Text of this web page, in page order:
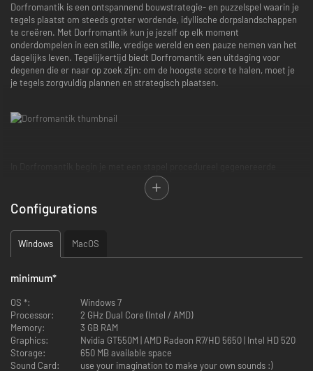
Dorfromantik is een ontspannend bouwstrategie- en puzzelspel waarin je
tegels plaatst om steeds groter wordende, idyllische dorpslandschappen
te creëren. Met Dorfromantik kun je jezelf op elk moment
onderdompelen in een stille, vredige wereld en een pauze nemen van het
dagelijks leven. Tegelijkertijd biedt Dorfromantik een uitdaging voor
degenen die er naar op zoek zijn: om de hoogste score te halen, moet je
je tegels zorgvuldig plannen en strategisch plaatsen.
tegels. De een na de ander trekt u de bovenste tegel van de stapel,
plaatst deze op een beschikbare plek en draait voor de beste pasvorm.
Daarbij worden groepen en combinaties van landschappen gevormd,
zoals bossen, dorpen of water gebieden, en je wordt beloond met punten
afhankelijk van hoe goed de tegel past.
Configurations
Windows MacOS
minimum*
OS *:
Windows 7
Processor:
2 GHz Dual Core (Intel / AMD)
Memory:
3 GB RAM
Graphics:
Nvidia GT550M | AMD Radeon R7/HD 5650 | Intel HD 520
Storage:
650 MB available space
Sound Card:
use your imagination to make your own sounds :)